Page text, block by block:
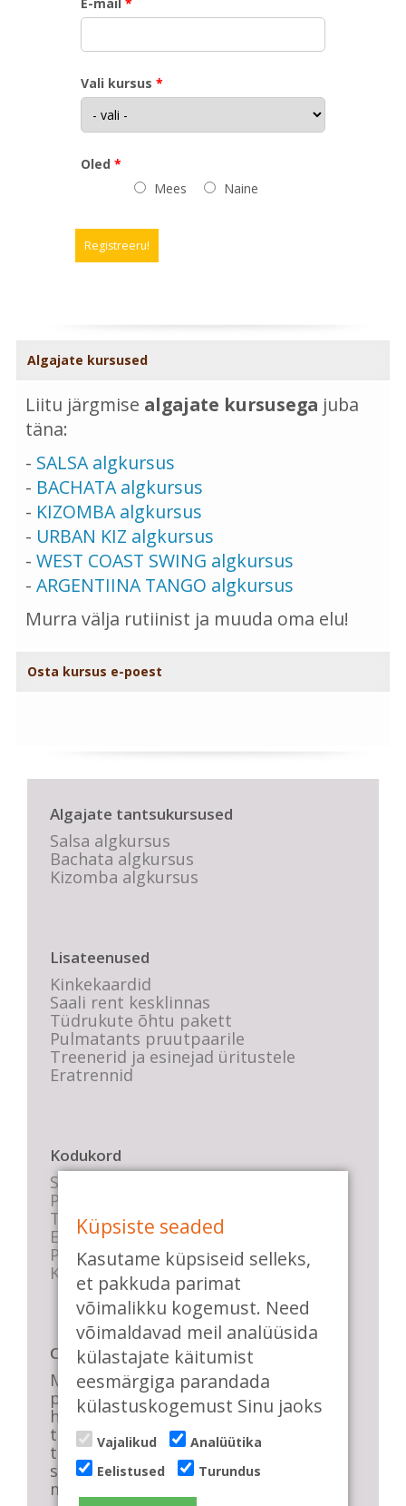
Vali kursus
Oled
Mees
Naine
Registreeru!
Algajate kursused
Liitu järgmise algajate kursusega juba
täna:
- SALSA algkursus
- BACHATA algkursus
- KIZOMBA algkursus
- URBAN KIZ algkursus
- WEST COAST SWING algkursus
- ARGENTIINA TANGO algkursus
Murra välja rutiinist ja muuda oma elu!
Osta kursus e-poest
Algajate tantsukursused
Salsa algkursus
Bachata algkursus
Kizomba algkursus
Lisateenused
Kinkekaardid
Saali rent kesklinnas
Tüdrukute õhtu pakett
Pulmatants pruutpaarile
Treenerid ja esinejad üritustele
Eratrennid
Kodukord
Stuudio sisekord
Privaatsustingimused
Tasemete kirjeldused
E-poe tingimused
Parkimise info
KKK
Casa de Baile
Me pühendume lõbusale olemisele,
positiivsele seltskonnale ja
huvitavatele ning kasulikele
tantsudele. Kui mõnes meie
talveõhtuses trennis tuled kustutada,
siis vaatab vastu säravate silmade
meri, mis näitab, et oleme õigel teel!
Küpsiste seaded
Kasutame küpsiseid selleks,
et pakkuda parimat
võimalikku kogemust. Need
võimaldavad meil analüüsida
külastajate käitumist
eesmärgiga parandada
külastuskogemust Sinu jaoks
Vajalikud
Analüütika
Eelistused
Turundus